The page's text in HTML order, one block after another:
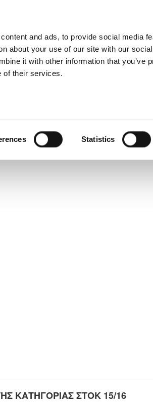
and ads, to provide social media
about your use of our site with our
it with other information that you’ve
of their services.
Statistics
ΚΑΤΗΓΟΡΙΑΣ ΣΤΟΚ 15/16